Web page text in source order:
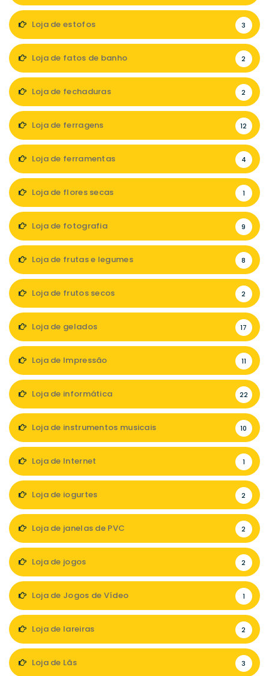
Loja de estofos 3
Loja de fatos de banho 2
Loja de fechaduras 2
Loja de ferragens 12
Loja de ferramentas 4
Loja de flores secas 1
Loja de fotografia 9
Loja de frutas e legumes 8
Loja de frutos secos 2
Loja de gelados 17
Loja de Impressão 11
Loja de informática 22
Loja de instrumentos musicais 10
Loja de Internet 1
Loja de iogurtes 2
Loja de janelas de PVC 2
Loja de jogos 2
Loja de Jogos de Vídeo 1
Loja de lareiras 2
Loja de Lãs 3